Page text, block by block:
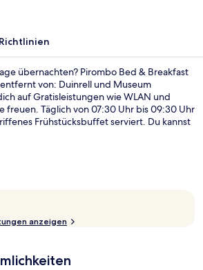
Richtlinien
übernachten? Pirombo Bed & Breakfast
von: Duinrell und Museum
auf Gratisleistungen wie WLAN und
freuen. Täglich von 07:30 Uhr bis 09:30 Uhr
Frühstücksbuffet serviert. Du kannst
versehen. Andere Reisende
und die fußgängerfreundliche
anzeigen